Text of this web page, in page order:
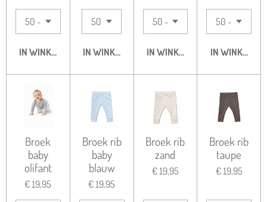
IN WINKELWAGENIN WINKELWAGENIN WINKELWAGEN
IN
Broek
baby
olifant
€ 19,95
Broek rib
baby
blauw
€ 19,95
Broek rib
zand
€ 19,95
Broek rib
taupe
€ 19,95